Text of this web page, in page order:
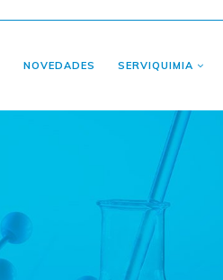
NOVEDADES SERVIQUIMIA